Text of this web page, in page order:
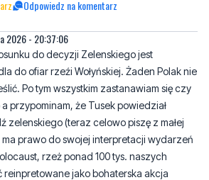
Odpowiedz na komentarz
2026 - 20:37:06
do decyzji Zelenskiego jest
do ofiar rzeźi Wołyńskiej. Żaden Polak nie
Po tym wszystkim zastanawiam się czy
a przypominam, że Tusek powiedział
zelenskiego (teraz celowo piszę z małej
prawo do swojej interpretacji wydarzeń
rzeż ponad 100 tys. naszych
reinpretowane jako bohaterska akcja